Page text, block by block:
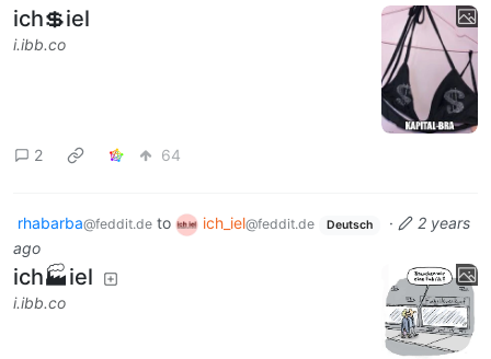
ich💲iel
i.ibb.co
2 64
rhabarba@feddit.de to ich_iel@feddit.de Deutsch ·
2 years
ago
ich🏭iel
i.ibb.co